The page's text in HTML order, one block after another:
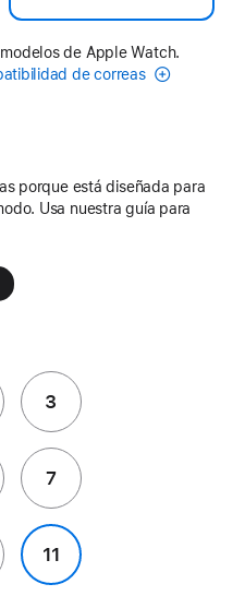
de Apple Watch.
de correas
porque está diseñada para
Usa nuestra guía para
3
7
11